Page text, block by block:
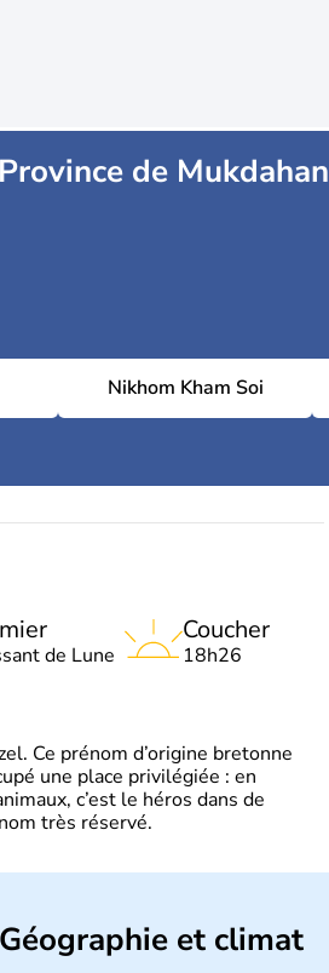
de Mukdahan
Nikhom Kham Soi
de Lune
Coucher
18h26
Ce prénom d’origine bretonne
une place privilégiée : en
c’est le héros dans de
très réservé.
Géographie et climat